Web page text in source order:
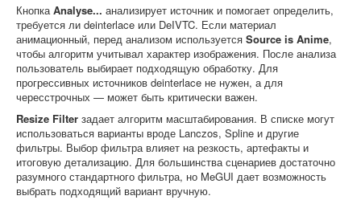
КнопкаAnalyse... анализирует источник и помогает определить,
требуется ли deinterlace или DeIVTC. Если материал
анимационный, перед анализом используется Source is Anime,
чтобы алгоритм учитывал характер изображения. После анализа
пользователь выбирает подходящую обработку. Для
прогрессивных источников deinterlace не нужен, а для
чересстрочных — может быть критически важен.
Resize Filter задает алгоритм масштабирования. В списке могут
использоваться варианты вроде Lanczos, Spline и другие
фильтры. Выбор фильтра влияет на резкость, артефакты и
итоговую детализацию. Для большинства сценариев достаточно
разумного стандартного фильтра, но MeGUI дает возможность
выбрать подходящий вариант вручную.